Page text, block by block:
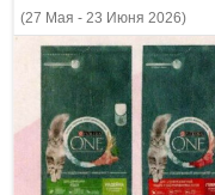
(27 Мая - 23 Июня 2026)